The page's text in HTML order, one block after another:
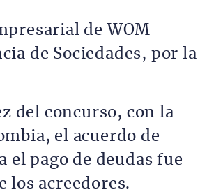
de WOM
de Sociedades, por la
del concurso, con la
el acuerdo de
el pago de deudas fue
los acreedores.